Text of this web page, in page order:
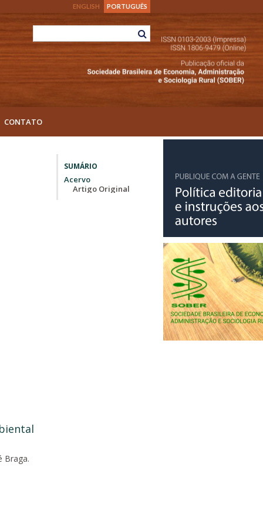
ENGLISH PORTUGUÊS
CONTATO
Braga.
SUMÁRIO
Acervo
Artigo Original